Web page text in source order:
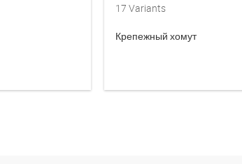
17 Variants
Крепежный хомут